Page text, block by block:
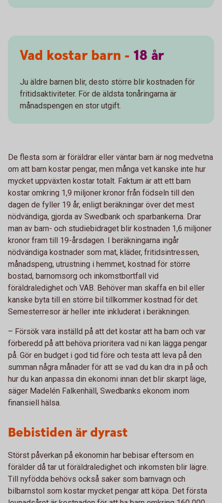
Vad kostar barn - 18 år
Ju äldre barnen blir, desto större blir kostnaden för
fritidsaktiviteter. För de äldsta tonåringarna är
månadspengen en stor utgift.
De flesta som är föräldrar eller väntar barn är nog medvetna
om att barn kostar pengar, men många vet kanske inte hur
mycket uppväxten kostar totalt. Faktum är att ett barn
kostar omkring 1,9 miljoner kronor från födseln till den
dagen de fyller 19 år, enligt beräkningar över det mest
nödvändiga, gjorda av Swedbank och sparbankerna. Drar
man av barn- och studiebidraget blir kostnaden 1,6 miljoner
kronor fram till 19-årsdagen. I beräkningarna ingår
nödvändiga kostnader som mat, kläder, fritidsintressen,
månadspeng, utrustning i hemmet, kostnad för större
bostad, barnomsorg och inkomstbortfall vid
föräldraledighet och VAB. Behöver man skaffa en bil eller
kanske byta till en större bil tillkommer kostnad för det.
Semesterresor är heller inte inkluderat i beräkningen.
– Försök vara inställd på att det kostar att ha barn och var
förberedd på att behöva prioritera vad ni kan lägga pengar
på. Gör en budget i god tid före och testa att leva på den
summan några månader för att se vad du kan dra in på och
hur du kan anpassa din ekonomi innan det blir skarpt läge,
säger Madelén Falkenhäll, Swedbanks ekonom inom
finansiell hälsa.
Bebistiden är dyrast
Störst påverkan på ekonomin har bebisar eftersom en
förälder då tar ut föräldraledighet och inkomsten blir lägre.
Till nyfödda behövs också saker som barnvagn och
bilbarnstol som kostar mycket pengar att köpa. Det första